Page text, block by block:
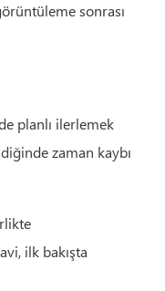
sonrası
planlı ilerlemek
zaman kaybı
ilk bakışta